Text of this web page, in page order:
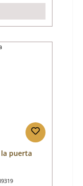
puerta